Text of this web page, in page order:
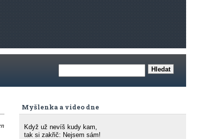
Myšlenka a video dne
Když už nevíš kudy kam,
tak si zakřič: Nejsem sám!